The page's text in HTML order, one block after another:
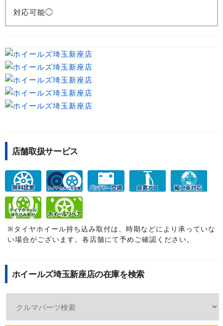
対応可能◯
店舗取扱サービス
※タイヤホイール持ち込み取付は、時期などにより承っていな
い場合がございます。各店舗にて予めご確認ください。
ホイールズ埼玉新座店の在庫を検索